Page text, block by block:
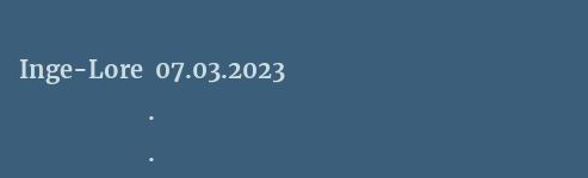
Inge-Lore 07.03.2023
.
.